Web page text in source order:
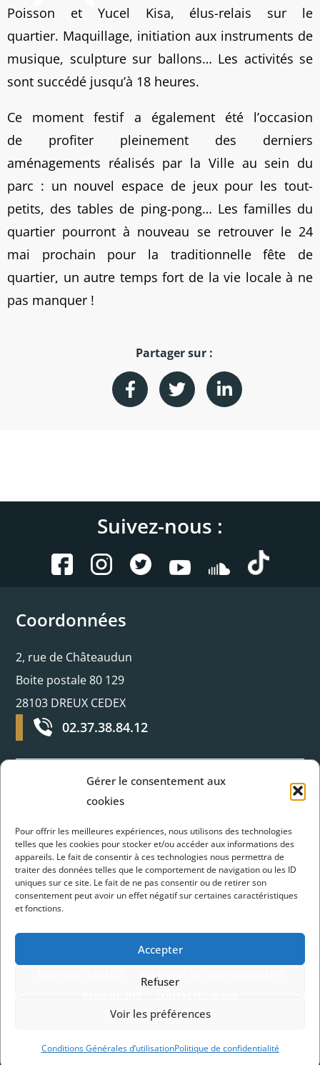
Gérer le consentement aux
cookies
Pour offrir les meilleures expériences, nous utilisons des technologies
telles que les cookies pour stocker et/ou accéder aux informations des
appareils. Le fait de consentir à ces technologies nous permettra de
traiter des données telles que le comportement de navigation ou les ID
uniques sur ce site. Le fait de ne pas consentir ou de retirer son
consentement peut avoir un effet négatif sur certaines caractéristiques
et fonctions.
Accepter
Refuser
Voir les préférences
Conditions Générales d’utilisationPolitique de confidentialité
Poisson et Yucel Kisa, élus-relais sur le
quartier. Maquillage, initiation aux instruments de
musique, sculpture sur ballons… Les activités se
sont succédé jusqu’à 18 heures.
Ce moment festif a également été l’occasion
de profiter pleinement des derniers
aménagements réalisés par la Ville au sein du
parc : un nouvel espace de jeux pour les tout-
petits, des tables de ping-pong… Les familles du
quartier pourront à nouveau se retrouver le 24
mai prochain pour la traditionnelle fête de
quartier, un autre temps fort de la vie locale à ne
pas manquer !
Partager sur :
Suivez-nous :
Coordonnées
2, rue de Châteaudun
Boite postale 80 129
28103 DREUX CEDEX
02.37.38.84.12
Horaires d’ouverture
Du lundi au jeudi :
8H30 - 12H et 13H30 - 17H30
Vendredi :
Fermé à 17H
POLITIQUE DE CONFIDENTIALITÉ